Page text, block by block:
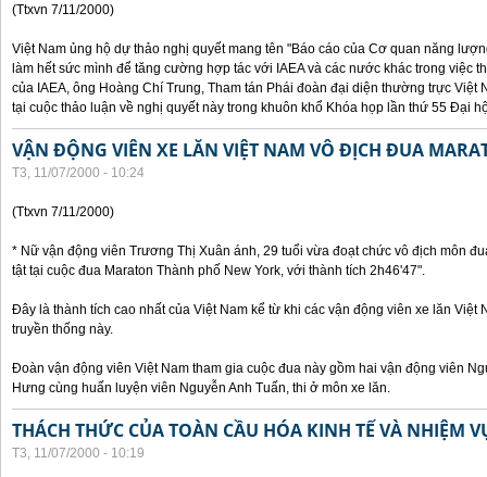
(Ttxvn 7/11/2000)
Việt Nam ủng hộ dự thảo nghị quyết mang tên "Báo cáo của Cơ quan năng
làm hết sức mình để tăng cường hợp tác với IAEA và các nước khác trong việc
của IAEA, ông Hoàng Chí Trung, Tham tán Phái đoàn đại diện thường trực Việt
tại cuộc thảo luận về nghị quyết này trong khuôn khổ Khóa họp lần thứ 55 Đại
VẬN ĐỘNG VIÊN XE LĂN VIỆT NAM VÔ ĐỊCH ĐUA
T3, 11/07/2000 - 10:24
(Ttxvn 7/11/2000)
* Nữ vận động viên Trương Thị Xuân ánh, 29 tuổi vừa đoạt chức vô địch môn
tật tại cuộc đua Maraton Thành phố New York, với thành tích 2h46'47".
Đây là thành tích cao nhất của Việt Nam kể từ khi các vận động viên xe lăn Việt
truyền thống này.
Đoàn vận động viên Việt Nam tham gia cuộc đua này gồm hai vận động viên
Hưng cùng huấn luyện viên Nguyễn Anh Tuấn, thi ở môn xe lăn.
THÁCH THỨC CỦA TOÀN CẦU HÓA KINH TẾ VÀ NHIỆM
T3, 11/07/2000 - 10:19